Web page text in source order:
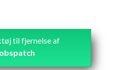
til fjernelse af